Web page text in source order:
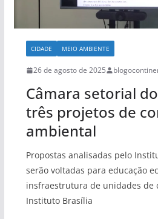
CIDADE MEIO AMBIENTE
26 de agosto de 2025
Câmara setorial
três projetos de
ambiental
Propostas analisadas pelo
serão voltadas para educação
insfraestrutura de unidades de
Instituto Brasília